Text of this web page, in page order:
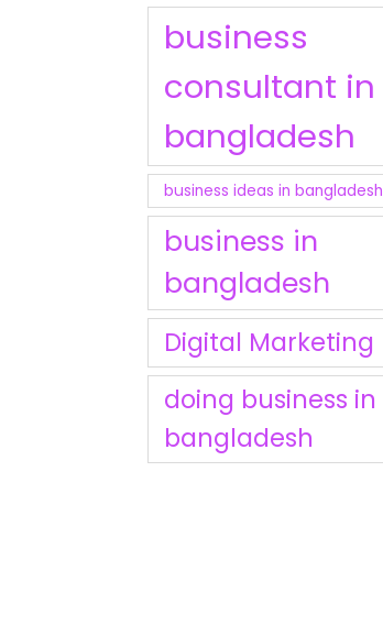
business
consultant in
bangladesh
business ideas in bangladesh
business in
bangladesh
Digital Marketing
doing business in
bangladesh